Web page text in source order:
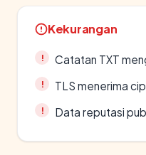
Kekurangan
Catatan TXT
TLS menerima
Data reputasi